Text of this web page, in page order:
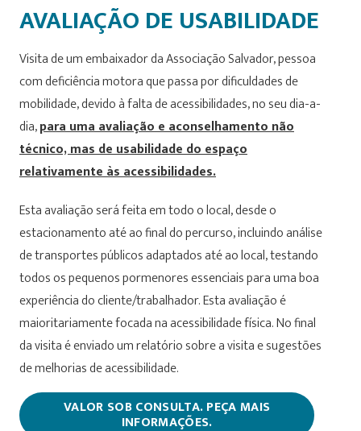
AVALIAÇÃO DE USABILIDADE
Visita de um embaixador da Associação Salvador, pessoa
com deficiência motora que passa por dificuldades de
mobilidade, devido à falta de acessibilidades, no seu dia-a-
dia,para uma avaliação e aconselhamento não
técnico, mas de usabilidade do espaço
relativamente às acessibilidades.
Esta avaliação será feita em todo o local, desde o
estacionamento até ao final do percurso, incluindo análise
de transportes públicos adaptados até ao local, testando
todos os pequenos pormenores essenciais para uma boa
experiência do cliente/trabalhador. Esta avaliação é
maioritariamente focada na acessibilidade física. No final
da visita é enviado um relatório sobre a visita e sugestões
de melhorias de acessibilidade.
VALOR SOB CONSULTA. PEÇA MAIS
INFORMAÇÕES.